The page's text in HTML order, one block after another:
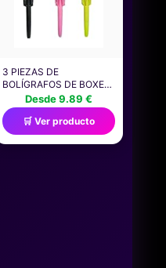
3 PIEZAS DE
BOLÍGRAFOS DE BOXEO
DIVERTIDOS PUEDEN
USARSE COMO
BOLÍGRAFO PARA
ALIVIAR EL ESTRÉS
JUGUETES DE
Desde 9.89 €
🛒 Ver producto